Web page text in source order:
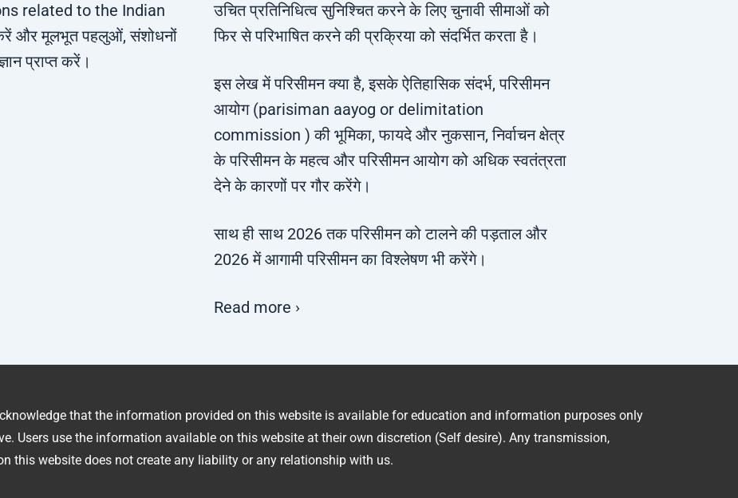
related to the Indian
और मूलभूत पहलुओं, संशोधनों
प्राप्त करें।
उचित प्रतिनिधित्व सुनिश्चित करने के लिए चुनावी सीमाओं को
फिर से परिभाषित करने की प्रक्रिया को संदर्भित करता है।
इस लेख में परिसीमन क्या है, इसके ऐतिहासिक संदर्भ, परिसीमन
आयोग (parisiman aayog or delimitation
commission ) की भूमिका, फायदे और नुकसान, निर्वाचन क्षेत्र
के परिसीमन के महत्व और परिसीमन आयोग को अधिक स्वतंत्रता
देने के कारणों पर गौर करेंगे।
साथ ही साथ 2026 तक परिसीमन को टालने की पड़ताल और
2026 में आगामी परिसीमन का विश्लेषण भी करेंगे।
Read more ›
that the information provided on this website is available for education and information purposes only
Users use the information available on this website at their own discretion (Self desire). Any transmission,
this website does not create any liability or any relationship with us.